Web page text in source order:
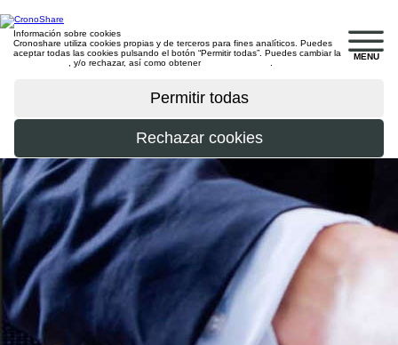
MENU
Información sobre cookies
Cronoshare utiliza cookies propias y de terceros para fines analíticos. Puedes
aceptar todas las cookies pulsando el botón “Permitir todas”. Puedes cambiar la
, y/o rechazar, así como obtener